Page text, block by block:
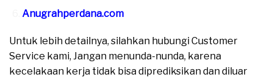
Anugrahperdana.com
Untuk lebih detailnya, silahkan hubungi Customer
Service kami, Jangan menunda-nunda, karena
kecelakaan kerja tidak bisa diprediksikan dan diluar